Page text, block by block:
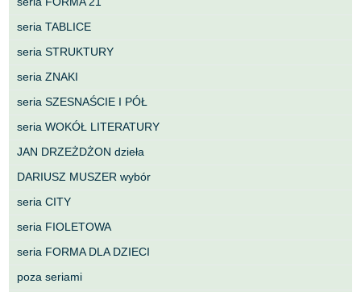
seria TABLICE
seria STRUKTURY
seria ZNAKI
seria SZESNAŚCIE I PÓŁ
seria WOKÓŁ LITERATURY
JAN DRZEŻDŻON dzieła
DARIUSZ MUSZER wybór
seria CITY
seria FIOLETOWA
seria FORMA DLA DZIECI
poza seriami